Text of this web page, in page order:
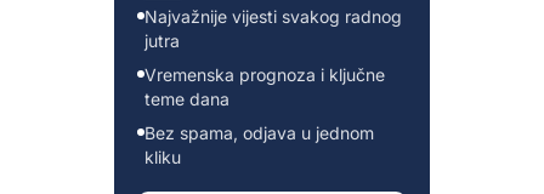
Najvažnije vijesti svakog radnog
jutra
Vremenska prognoza i ključne
teme dana
Bez spama, odjava u jednom
kliku